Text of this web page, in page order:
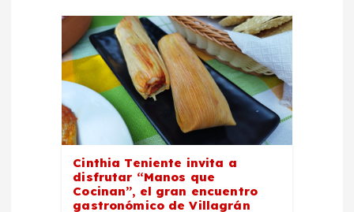
Cinthia Teniente invita a
disfrutar “Manos que
Cocinan”, el gran encuentro
gastronómico de Villagrán